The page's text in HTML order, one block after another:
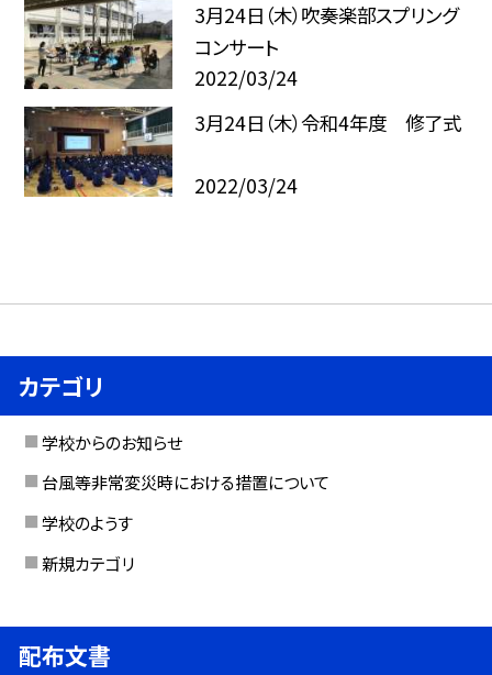
3月24日（木）吹奏楽部スプリング
コンサート
2022/03/24
3月24日（木）令和4年度 修了式
2022/03/24
カテゴリ
学校からのお知らせ
台風等非常変災時における措置について
学校のようす
新規カテゴリ
配布文書